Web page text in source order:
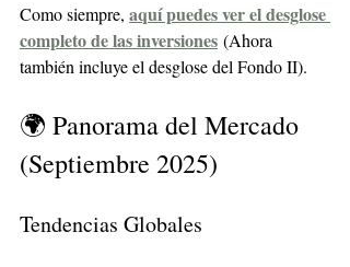
Como siempre, aquí puedes ver el desglose
completo de las inversiones (Ahora
también incluye el desglose del Fondo II).
🌍 Panorama del Mercado
(Septiembre 2025)
Tendencias Globales